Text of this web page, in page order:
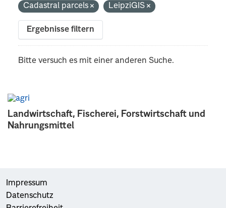
Landwirtschaft, Fischerei, Forstwirtschaft und
Nahrungsmittel
Cadastral parcels
LeipziGIS
Ergebnisse filtern
Bitte versuch es mit einer anderen Suche.
Impressum
Datenschutz